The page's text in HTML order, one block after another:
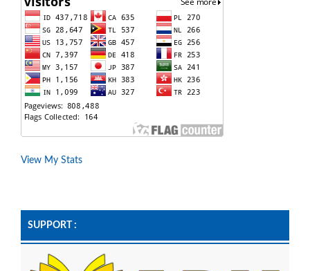
View My Stats
SUPPORT :